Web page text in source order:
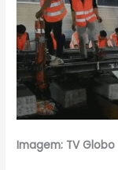
Imagem: TV Globo